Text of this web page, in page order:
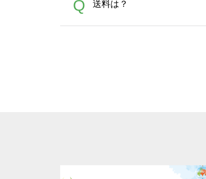
文に関わらず、前処理剤
A
Adobeデータ(AI,PSD)で
Q 送料は？